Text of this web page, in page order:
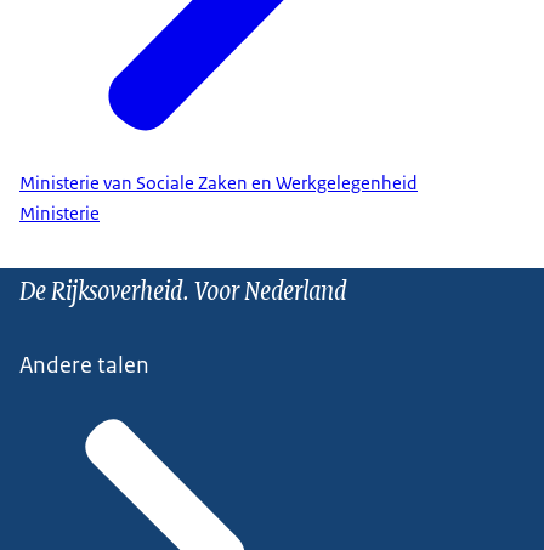
Ministerie van Sociale Zaken en Werkgelegenheid
Ministerie
De Rijksoverheid. Voor Nederland
Andere talen